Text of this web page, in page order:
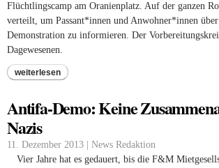
Flüchtlingscamp am Oranienplatz. Auf der ganzen
verteilt, um Passant*innen und Anwohner*innen
Demonstration zu informieren. Der
Dagewesenen.
weiterlesen
Antifa-Demo: Keine
Nazis
11. Dezember 2013 | News Redaktion
Vier Jahre hat es gedauert, bis die F&M